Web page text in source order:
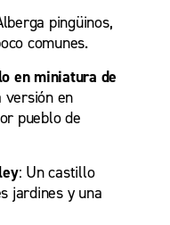
pingüinos,
comunes.
en miniatura de
versión en
pueblo de
: Un castillo
jardines y una